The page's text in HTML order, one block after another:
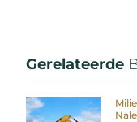
Gerelateerde